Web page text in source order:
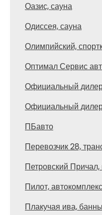
Оазис, сауна
Одиссея, сауна
Олимпийский,
Оптимал Сервис
Официальный
Официальный
ПБавто
Перевозчик 28,
Петровский Причал,
Пилот, автокомплекс
Плакучая ива,